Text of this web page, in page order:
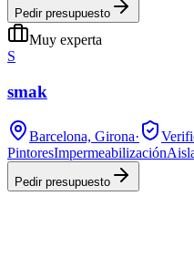
Pedir presupuesto
Muy experta
S
smak
Barcelona, Girona·
PintoresImpermeabilización
Pedir presupuesto